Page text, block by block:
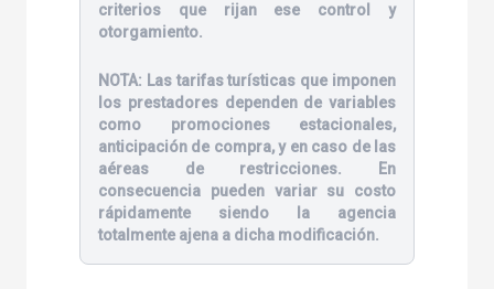
criterios que rijan ese control y
otorgamiento.
NOTA: Las tarifas turísticas que imponen
los prestadores dependen de variables
como promociones estacionales,
anticipación de compra, y en caso de las
aéreas de restricciones. En
consecuencia pueden variar su costo
rápidamente siendo la agencia
totalmente ajena a dicha modificación.